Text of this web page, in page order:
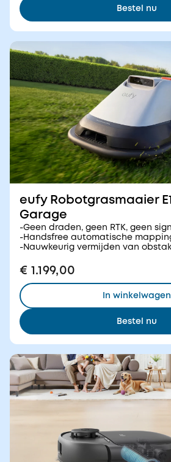
Bestel nu
eufy Robotgrasmaaier
Garage
-Geen draden, geen RTK, geen
-Handsfree automatische
-Nauwkeurig vermijden van
€ 1.199,00
In winkelwagen
Bestel nu